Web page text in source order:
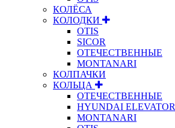
КОЛЁСА
КОЛОДКИ
OTIS
SICOR
ОТЕЧЕСТВЕННЫЕ
MONTANARI
КОЛПАЧКИ
КОЛЬЦА
ОТЕЧЕСТВЕННЫЕ
HYUNDAI ELEVATOR
MONTANARI